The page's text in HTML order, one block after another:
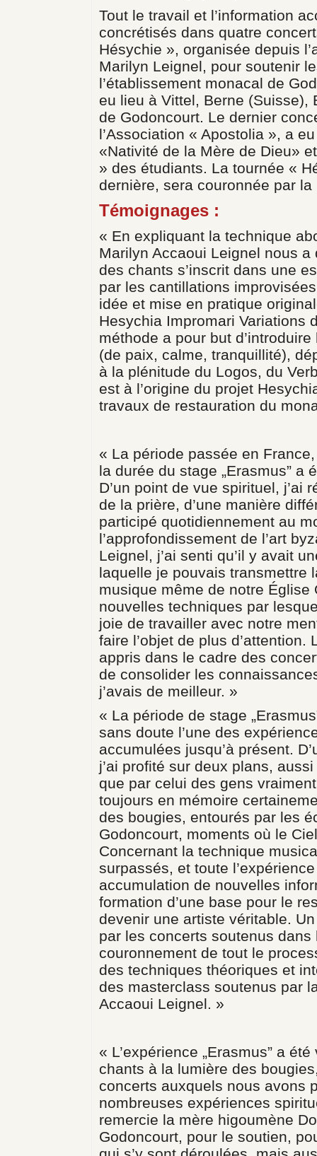
Tout le travail et l’information
concrétisés dans quatre
Hésychie », organisée depuis
Marilyn Leignel, pour soutenir
l’établissement monacal de
eu lieu à Vittel, Berne (Suisse),
de Godoncourt. Le dernier
l’Association « Apostolia », a
«Nativité de la Mère de Dieu»
» des étudiants. La tournée «
dernière, sera couronnée par
Témoignages :
« En expliquant la technique
Marilyn Accaoui Leignel nous
des chants s’inscrit dans une
par les cantillations
idée et mise en pratique
Hesychia Impromari Variations
méthode a pour but
(de paix, calme, tranquillité),
à la plénitude du Logos, du
est à l’origine du projet
travaux de restauration du
« La période passée en
la durée du stage „Erasmus” a
D’un point de vue spirituel, j’ai
de la prière, d’une manière
participé quotidiennement au
l’approfondissement de l’art
Leignel, j’ai senti qu’il y avait
laquelle je pouvais transmettre
musique même de notre Église
nouvelles techniques par
joie de travailler avec notre
faire l’objet de plus d’attention.
appris dans le cadre des
de consolider les
j’avais de meilleur. »
« La période de stage
sans doute l’une des
accumulées jusqu’à présent.
j’ai profité sur deux plans,
que par celui des gens
toujours en mémoire
des bougies, entourés par les
Godoncourt, moments où le
Concernant la technique
surpassés, et toute
accumulation de nouvelles
formation d’une base pour le
devenir une artiste véritable.
par les concerts soutenus
couronnement de tout le
des techniques théoriques et
des masterclass soutenus par
Accaoui Leignel. »
« L’expérience „Erasmus” a
chants à la lumière des
concerts auxquels nous avons
nombreuses expériences
remercie la mère higoumène
Godoncourt, pour le soutien,